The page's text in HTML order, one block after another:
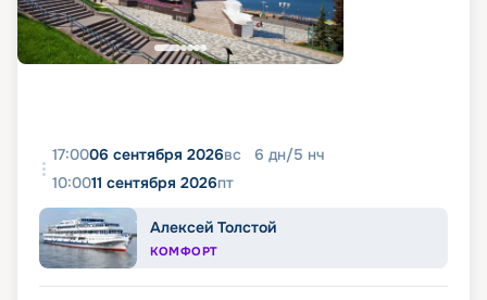
17:0006 сентября 2026вс 6 дн/5 нч
10:0011 сентября 2026пт
Алексей Толстой
КОМФОРТ